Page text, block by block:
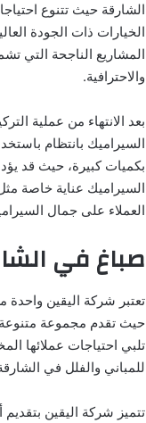
الشارقة حيث تتنوع
الخيارات ذات الجودة
المشاريع الناجحة التي
والاحترافية.
بعد الانتهاء من عملية
السيراميك بانتظام
بكميات كبيرة، حيث قد
السيراميك عناية خاصة
العملاء على جمال
صباغ في
تعتبر شركة اليقين
حيث تقدم مجموعة
تلبي احتياجات عملائها
للمباني والفلل في
تتميز شركة اليقين بتقديم